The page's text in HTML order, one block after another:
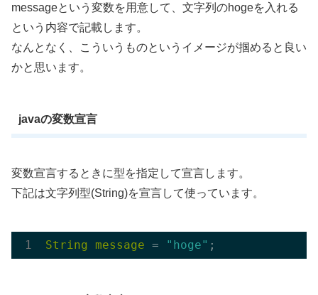
messageという変数を用意して、文字列のhogeを入れる
という内容で記載します。
なんとなく、こういうものというイメージが掴めると良い
かと思います。
javaの変数宣言
変数宣言するときに型を指定して宣言します。
下記は文字列型(String)を宣言して使っています。
String message = "hoge"